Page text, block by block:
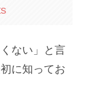
ない」と言
に知ってお